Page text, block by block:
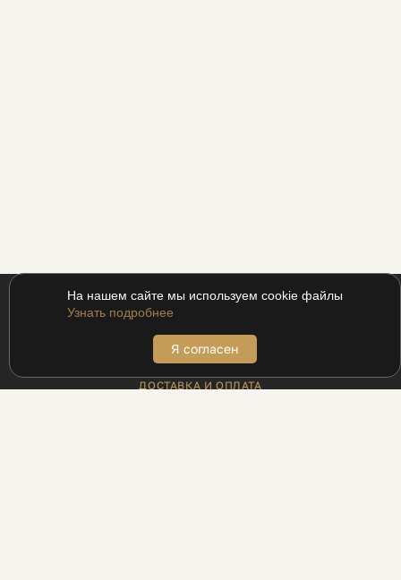
ДОСТАВКА И ОПЛАТА
На нашем сайте мы используем cookie файлы
Узнать подробнее
Я согласен